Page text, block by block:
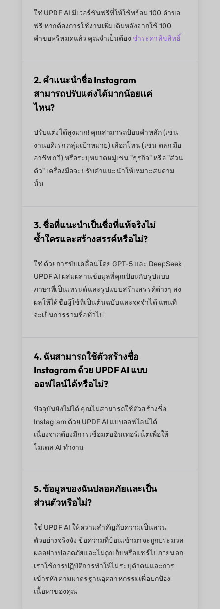
ใช่ UPDF AI มีเวอร์ชันฟรีที่ให้ใช้พร้อม 100 คำขอ
ฟรี หากต้องการใช้งานเพิ่มเติมหลังจากใช้ 100
คำขอฟรีหมดแล้ว คุณจำเป็นต้อง ชำระค่าลิขสิทธิ์
2. คำแนะนำชื่อ Instagram
สามารถปรับแต่งได้มากน้อยแค่
ไหน?
ปรับแต่งได้สูงมาก! คุณสามารถป้อนคำหลัก (เช่น
งานอดิเรก กลุ่มเป้าหมาย) เลือกโทน (เช่น ตลก มือ
อาชีพ กวี) หรือระบุหมวดหมู่เช่น "ธุรกิจ" หรือ "ส่วน
ตัว" เครื่องมือจะปรับคำแนะนำให้เหมาะสมตาม
นั้น
3. ชื่อที่แนะนำเป็นชื่อที่แท้จริงไม่
ซ้ำใครและสร้างสรรค์หรือไม่?
ใช่ ด้วยการขับเคลื่อนโดย GPT-5 และ DeepSeek
UPDF AI ผสมผสานข้อมูลที่คุณป้อนกับรูปแบบ
ภาษาที่เป็นเทรนด์และรูปแบบสร้างสรรค์ต่างๆ ส่ง
ผลให้ได้ชื่อผู้ใช้ที่เป็นต้นฉบับและจดจำได้ แทนที่
จะเป็นการรวมชื่อทั่วไป
4. ฉันสามารถใช้ตัวสร้างชื่อ
Instagram ด้วย UPDF AI แบบ
ออฟไลน์ได้หรือไม่?
ปัจจุบันยังไม่ได้ คุณไม่สามารถใช้ตัวสร้างชื่อ
Instagram ด้วย UPDF AI แบบออฟไลน์ได้
เนื่องจากต้องมีการเชื่อมต่ออินเทอร์เน็ตเพื่อให้
โมเดล AI ทำงาน
5. ข้อมูลของฉันปลอดภัยและเป็น
ส่วนตัวหรือไม่?
ใช่ UPDF AI ให้ความสำคัญกับความเป็นส่วน
ตัวอย่างจริงจัง ข้อความที่ป้อนเข้ามาจะถูกประมวล
ผลอย่างปลอดภัยและไม่ถูกเก็บหรือแชร์ไปภายนอก
เราใช้การปฏิบัติการทำให้ไม่ระบุตัวตนและการ
เข้ารหัสตามมาตรฐานอุตสาหกรรมเพื่อปกป้อง
เนื้อหาของคุณ